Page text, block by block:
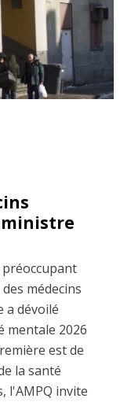
médecins
a dévoilé
mentale 2026
est de
la santé
l'AMPQ invite